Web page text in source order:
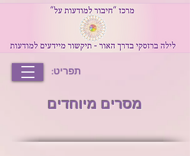
תפריט:
מסרים מיוחדים